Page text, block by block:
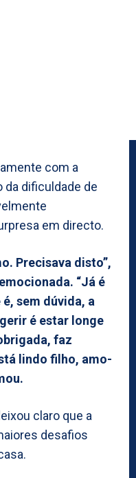
com a
da dificuldade de
em directo.
Precisava disto”,
“Já é
sem dúvida, a
é estar longe
faz
lindo filho, amo-
claro que a
desafios